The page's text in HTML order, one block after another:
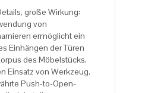
große Wirkung:
von
ermöglicht ein
Einhängen der Türen
des Möbelstücks,
Einsatz von Werkzeug.
Push-to-Open-